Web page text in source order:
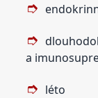
a
léto